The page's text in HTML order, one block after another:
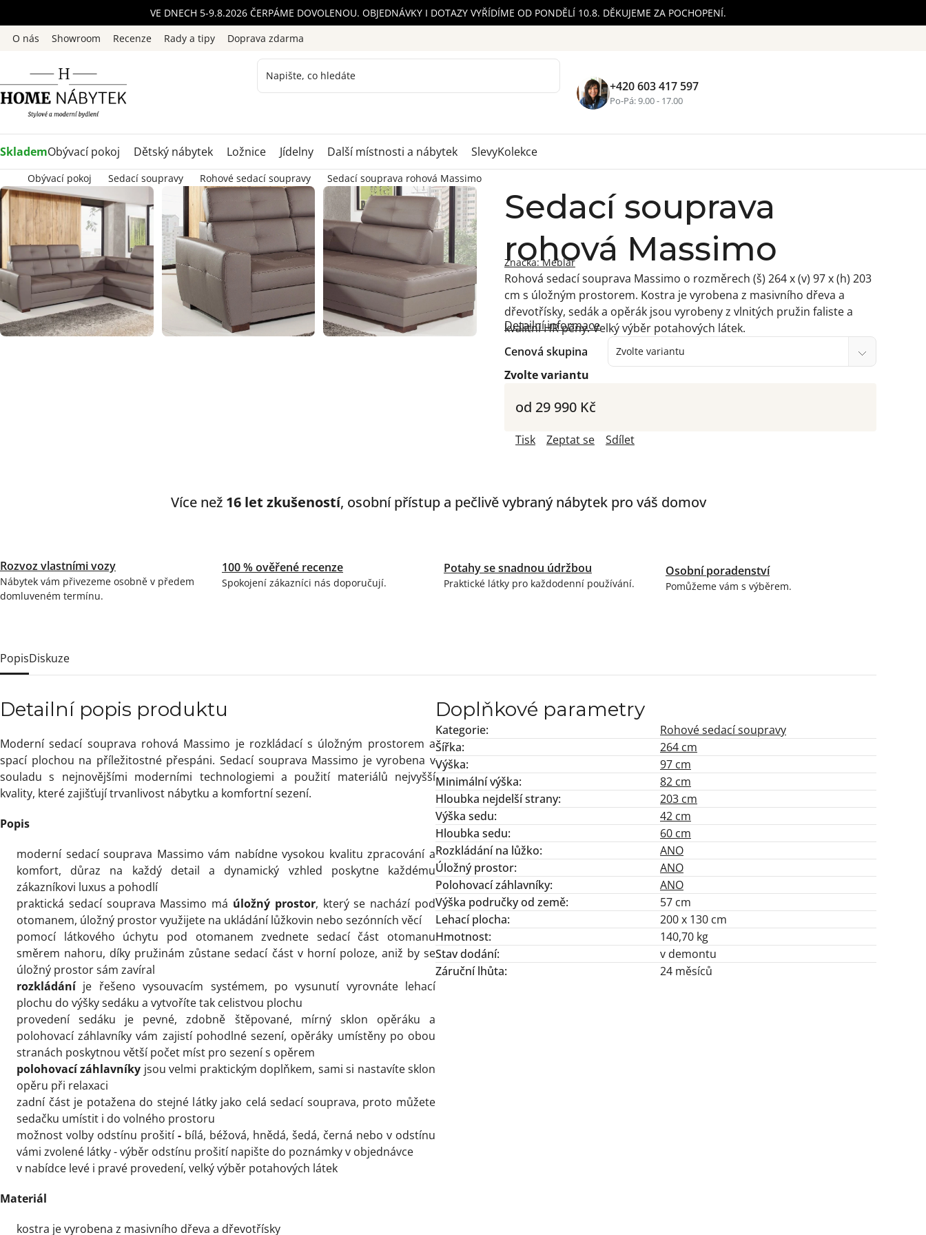
na
obsah
VE DNECH 5-9.8.2026 ČERPÁME DOVOLENOU. OBJEDNÁVKY I DOTAZY VYŘÍDÍME OD PONDĚLÍ 10.8. DĚKUJEME ZA POCHOPENÍ.
O nás
Showroom Recenze Rady a tipy Doprava zdarma
+420 603 417 597
Po-Pá: 9.00 - 17.00
SklademObývací pokoj Dětský nábytek Ložnice Jídelny Další místnosti a nábytek SlevyKolekce
Obývací pokoj Sedací soupravy Rohové sedací soupravy Sedací souprava rohová Massimo
Sedací souprava
rohová Massimo
Značka:Meblar
od 29 990 Kč
Zvolte variantu
Cenová skupina
Rohová sedací souprava Massimo o rozměrech (š) 264 x (v) 97 x (h) 203
cm s úložným prostorem. Kostra je vyrobena z masivního dřeva a
dřevotřísky, sedák a opěrák jsou vyrobeny z vlnitých pružin faliste a
kvalitní HR pěny. Velký výběr potahových látek.
Detailní informace
Tisk Zeptat se Sdílet
Více než 16 let zkušeností, osobní přístup a pečlivě vybraný nábytek pro váš domov
Rozvoz vlastními vozy
Nábytek vám přivezeme osobně v předem
domluveném termínu.
100 % ověřené recenze
Spokojení zákazníci nás doporučují.
Potahy se snadnou údržbou
Praktické látky pro každodenní používání.
Osobní poradenství
Pomůžeme vám s výběrem.
PopisDiskuze
Detailní popis produktu
Moderní sedací souprava rohová Massimo je rozkládací s úložným prostorem a
spací plochou na příležitostné přespáni. Sedací souprava Massimo je vyrobena v
souladu s nejnovějšími moderními technologiemi a použití materiálů nejvyšší
kvality, které zajišťují trvanlivost nábytku a komfortní sezení.
Popis
moderní sedací souprava Massimo vám nabídne vysokou kvalitu zpracování a
komfort, důraz na každý detail a dynamický vzhled poskytne každému
zákazníkovi luxus a pohodlí
praktická sedací souprava Massimo má úložný prostor, který se nachází pod
otomanem, úložný prostor využijete na ukládání lůžkovin nebo sezónních věcí
pomocí látkového úchytu pod otomanem zvednete sedací část otomanu
směrem nahoru, díky pružinám zůstane sedací část v horní poloze, aniž by se
úložný prostor sám zavíral
rozkládání je řešeno vysouvacím systémem, po vysunutí vyrovnáte lehací
plochu do výšky sedáku a vytvoříte tak celistvou plochu
provedení sedáku je pevné,
zdobně štěpované, mírný sklon opěráku a
polohovací záhlavníky vám zajistí pohodlné sezení, opěráky umístěny po obou
stranách poskytnou větší počet míst pro sezení s opěrem
polohovací záhlavníky jsou velmi praktickým doplňkem, sami si nastavíte sklon
opěru při relaxaci
zadní část je potažena do stejné látky jako celá sedací souprava, proto můžete
sedačku umístit i do volného prostoru
možnost volby odstínu prošití- bílá, béžová, hnědá, šedá, černá nebo v odstínu
vámi zvolené látky - výběr odstínu prošití napište do poznámky v objednávce
v nabídce levé i pravé provedení, velký výběr potahových látek
Materiál
kostra je vyrobena z masivního dřeva a dřevotřísky
Doplňkové parametry
Kategorie:
Rohové sedací soupravy
Šířka:
264 cm
Výška:
97 cm
Minimální výška:
82 cm
Hloubka nejdelší strany:
203 cm
Výška sedu:
42 cm
Hloubka sedu:
60 cm
Rozkládání na lůžko:
ANO
Úložný prostor:
ANO
Polohovací záhlavníky:
ANO
Výška područky od země:
57 cm
Lehací plocha:
200 x 130 cm
Hmotnost:
140,70 kg
Stav dodání:
v demontu
Záruční lhůta: 24 měsíců